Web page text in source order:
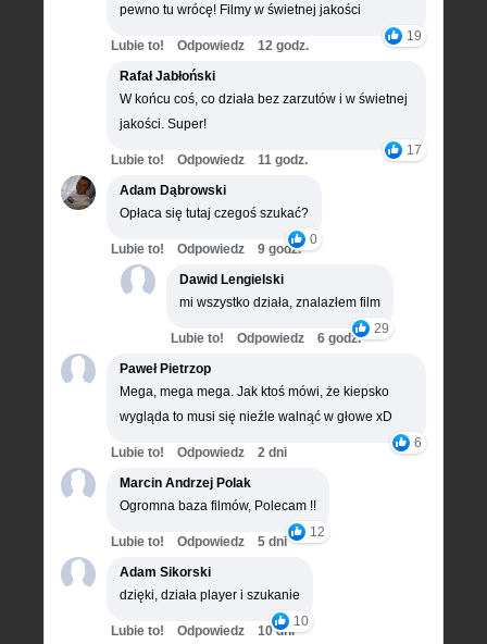
pewno tu wrócę! Filmy w świetnej jakości
19
Lubie to! Odpowiedz
12 godz.
Rafał Jabłoński
W końcu coś, co działa bez zarzutów i w świetnej
jakości. Super!
17
Lubie to! Odpowiedz
11 godz.
Adam Dąbrowski
Opłaca się tutaj czegoś szukać?
0
Lubie to! Odpowiedz
9 godz.
Dawid Lengielski
mi wszystko działa, znalazłem film
29
Lubie to! Odpowiedz
6 godz.
Paweł Pietrzop
Mega, mega mega. Jak ktoś mówi, że kiepsko
wygląda to musi się nieźle walnąć w głowe xD
6
Lubie to! Odpowiedz
2 dni
Marcin Andrzej Polak
Ogromna baza filmów, Polecam !!
12
Lubie to! Odpowiedz
5 dni
Adam Sikorski
dzięki, działa player i szukanie
10
Lubie to! Odpowiedz 10 dni